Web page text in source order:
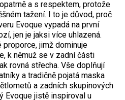
a s respektem, protože
tažení. I to je důvod, proč
Evoque vypadá na první
jen je jaksi více uhlazená.
jimž dominuje
k němuž se v zadní části
rovná střecha. Vše doplňují
a tradičně pojatá maska
a zadních skupinových
Evoque jistě inspiroval u